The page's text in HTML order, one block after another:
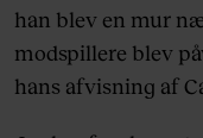
han blev en mur
modspillere blev
hans afvisning af